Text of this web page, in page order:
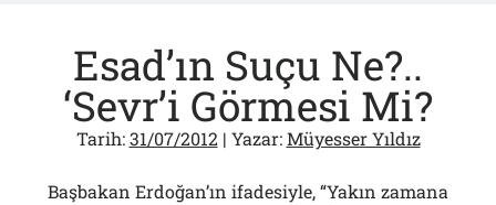
Türkiye 2.0’a Gidiş!..
05/08/2026
15 Temmuz Soruları… Nasuh Mahruki’nin “Suçu”!..
03/08/2026
Er Gaziler 20 Gün Sonra Gelen MSB Heyetine Böyle İsyan Etti:“Bizi
01/08/2026
Esad’ın Suçu Ne?..
‘Sevr’i Görmesi Mi?
Tarih:31/07/2012| Yazar:Müyesser Yıldız
Başbakan Erdoğan’ın ifadesiyle, “Yakın zamana